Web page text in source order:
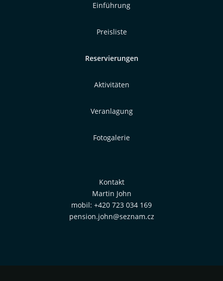
Einführung
Preisliste
Reservierungen
Aktivitäten
Veranlagung
Fotogalerie
Kontakt
Martin John
mobil: +420 723 034 169
pension.john@seznam.cz